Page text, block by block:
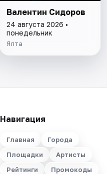
Валентин Сидоров
24 августа 2026 •
понедельник
Ялта
Навигация
Главная
Города
Площадки
Артисты
Рейтинги
Промокоды